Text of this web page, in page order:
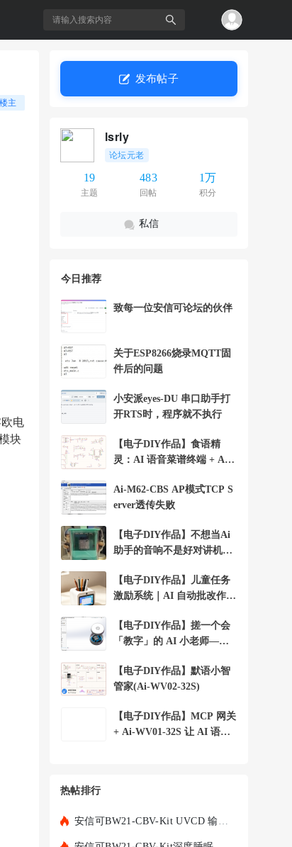
搜
发布帖子
lsrly
论坛元老
19
主题
483
回帖
1万
积分
私信
楼主
电
块
今日推荐
致每一位安信可论坛的伙伴
关于ESP8266烧录MQTT固
件后的问题
小安派eyes-DU 串口助手打
开RTS时，程序就不执行
【电子DIY作品】食语精
灵：AI 语音菜谱终端 + Ai-
Ai-M62-CBS AP模式TCP S
erver透传失败
【电子DIY作品】不想当Ai
助手的音响不是好对讲机+A
【电子DIY作品】儿童任务
激励系统｜AI 自动批改作业
【电子DIY作品】搓一个会
「教字」的 AI 小老师——
【电子DIY作品】默语小智
管家(Ai-WV02-32S)
【电子DIY作品】MCP 网关
+ Ai-WV01-32S 让 AI 语音
热帖排行
安信可BW21-CBV-Kit UVCD 输出目标识别